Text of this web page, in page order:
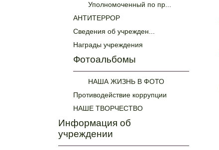
Уполномоченный по пр...
АНТИТЕРРОР
Сведения об учрежден...
Награды учреждения
Фотоальбомы
НАША ЖИЗНЬ В ФОТО
Противодействие коррупции
НАШЕ ТВОРЧЕСТВО
Информация об
учреждении